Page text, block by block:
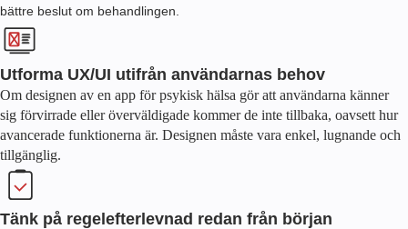
bättre beslut om behandlingen.
Utforma UX/UI utifrån användarnas behov
Om designen av en app för psykisk hälsa gör att användarna känner
sig förvirrade eller överväldigade kommer de inte tillbaka, oavsett hur
avancerade funktionerna är. Designen måste vara enkel, lugnande och
tillgänglig.
Tänk på regelefterlevnad redan från början